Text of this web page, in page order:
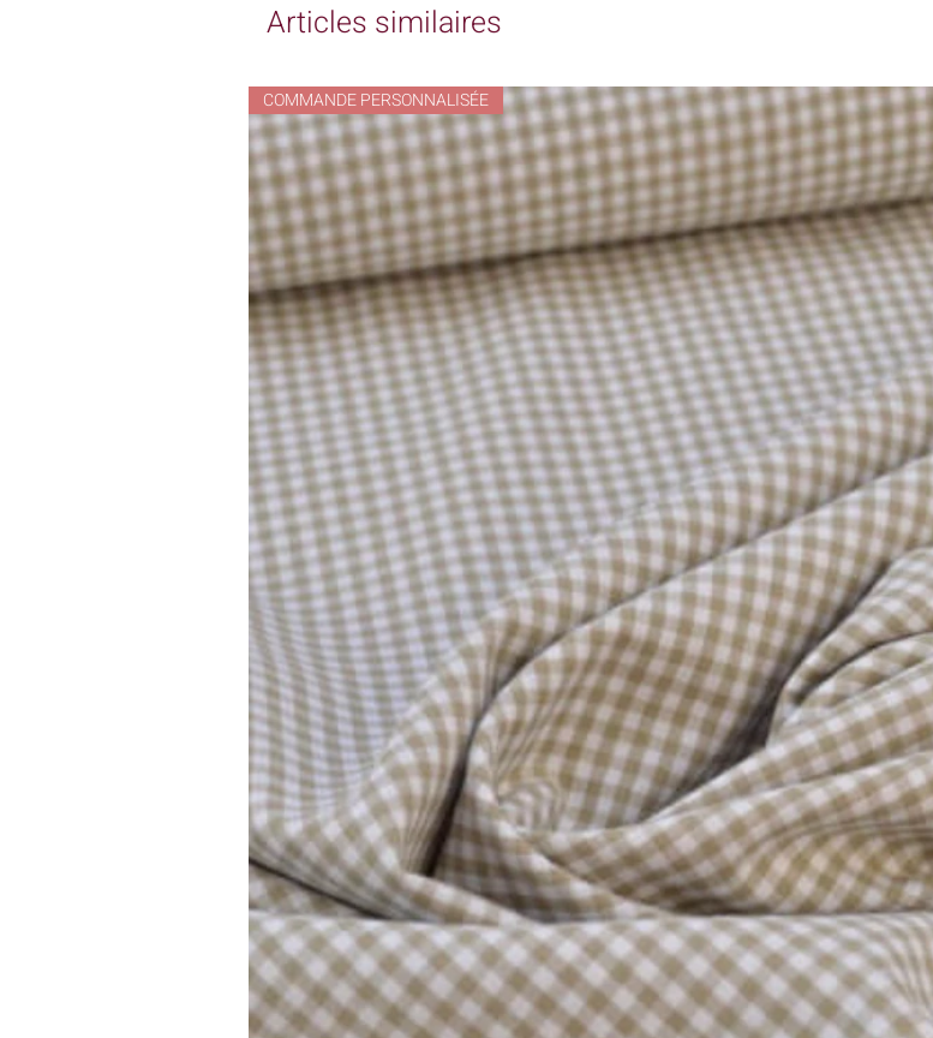
Articles similaires
COMMANDE PERSONNALISÉE